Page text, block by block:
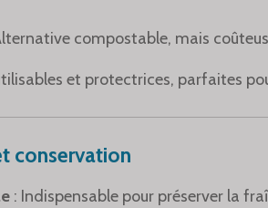
compostable, mais
et protectrices, parfaites
conservation
: Indispensable pour préserver la